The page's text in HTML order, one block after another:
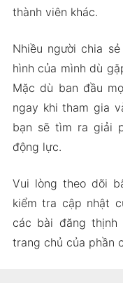
thành viên khác.
Nhiều người chia
hình của mình dù
Mặc dù ban đầu
ngay khi tham gia
bạn sẽ tìm ra giải
động lực.
Vui lòng theo dõi
kiểm tra cập nhật
các bài đăng
trang chủ của phần